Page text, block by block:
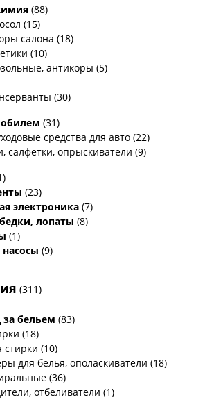
(88)
(15)
салона (18)
(10)
антикоры (5)
(30)
(31)
средства для авто (22)
салфетки, опрыскиватели (9)
(23)
электроника (7)
лопаты (8)
(1)
(9)
(311)
за бельем (83)
(18)
стирки (10)
для белья, ополаскиватели (18)
(36)
отбеливатели (1)